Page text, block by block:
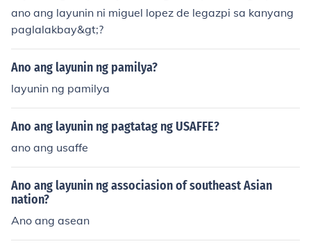
ano ang layunin ni miguel lopez de legazpi sa kanyang
paglalakbay&gt;?
Ano ang layunin ng pamilya?
layunin ng pamilya
Ano ang layunin ng pagtatag ng USAFFE?
ano ang usaffe
Ano ang layunin ng associasion of southeast Asian
nation?
Ano ang asean